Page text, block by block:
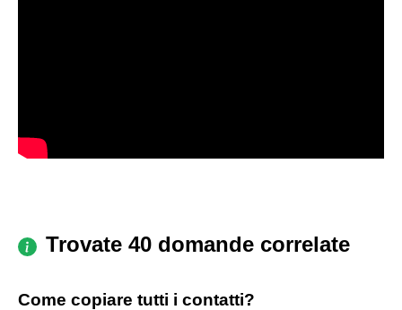
Trovate 40 domande correlate
Come copiare tutti i contatti?